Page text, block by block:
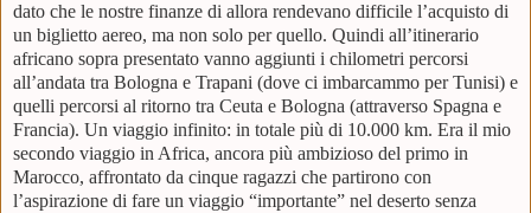
dato che le nostre finanze di allora rendevano difficile l’acquisto di
un biglietto aereo, ma non solo per quello. Quindi all’itinerario
africano sopra presentato vanno aggiunti i chilometri percorsi
all’andata tra Bologna e Trapani (dove ci imbarcammo per Tunisi) e
quelli percorsi al ritorno tra Ceuta e Bologna (attraverso Spagna e
Francia). Un viaggio infinito: in totale più di 10.000 km. Era il mio
secondo viaggio in Africa, ancora più ambizioso del primo in
Marocco, affrontato da cinque ragazzi che partirono con
l’aspirazione di fare un viaggio “importante” nel deserto senza